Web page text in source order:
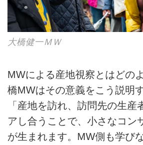
大橋健一ＭＷ
MWによる産地視察とはどの
橋MWはその意義をこう説明す
「産地を訪れ、訪問先の生産
アし合うことで、小さなコン
が生まれます。MW側も学び